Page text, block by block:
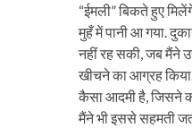
“ईमली” बिकते हुए
मुहँ में पानी आ गया.
नहीं रह सकी, जब मैंने
खीचने का आग्रह
कैसा आदमी है, जिसने
मैंने भी इससे सहमती